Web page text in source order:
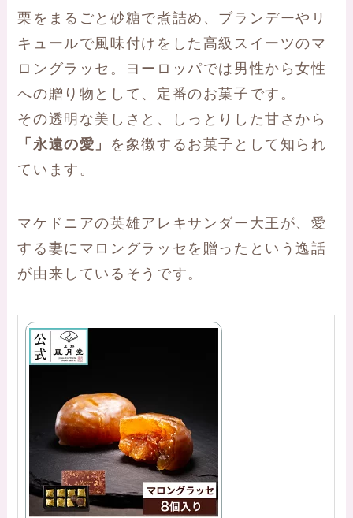
栗をまるごと砂糖で煮詰め、ブランデーやリ
キュールで風味付けをした高級スイーツのマ
ロングラッセ。ヨーロッパでは男性から女性
への贈り物として、定番のお菓子です。
その透明な美しさと、しっとりした甘さから
「永遠の愛」 を象徴するお菓子として知られ
ています。
マケドニアの英雄アレキサンダー大王が、愛
する妻にマロングラッセを贈ったという逸話
が由来しているそうです。